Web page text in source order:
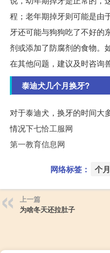
程；老年期掉牙则可能是由
牙还可能与狗狗吃了不好的
剂或添加了防腐剂的食物。
在其他问题，建议及时咨询
泰迪犬几个月换牙?
对于泰迪犬，换牙的时间大
情况下七恰工服网
第一教育信息网
网络标签： 个月
上一篇
为啥冬天还拉肚子